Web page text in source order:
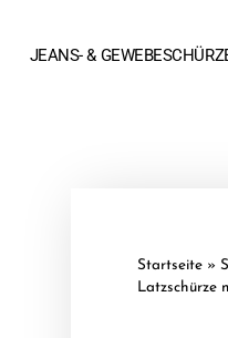
JEANS- &
Startseite »
Latzschürze